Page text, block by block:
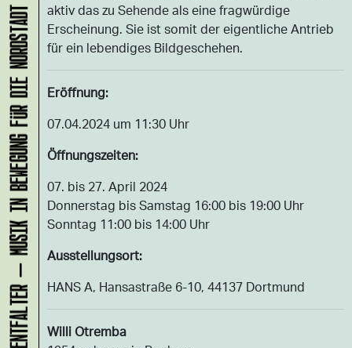
aktiv das zu Sehende als eine fragwürdige
Erscheinung. Sie ist somit der eigentliche Antrieb
für ein lebendiges Bildgeschehen.
Eröffnung:
07.04.2024 um 11:30 Uhr
Öffnungszeiten:
07. bis 27. April 2024
Donnerstag bis Samstag 16:00 bis 19:00 Uhr
Sonntag 11:00 bis 14:00 Uhr
Ausstellungsort:
HANS A, Hansastraße 6-10, 44137 Dortmund
Willi Otremba
KLANG-ENTFALTER – MUSIK IN BEWEGUNG FÜR DIE NORDSTADT